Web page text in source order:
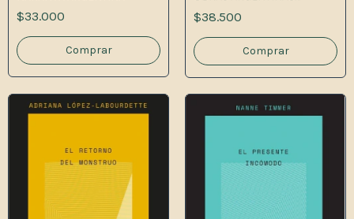
$33.000
CONTEMPORANEAS
$38.500